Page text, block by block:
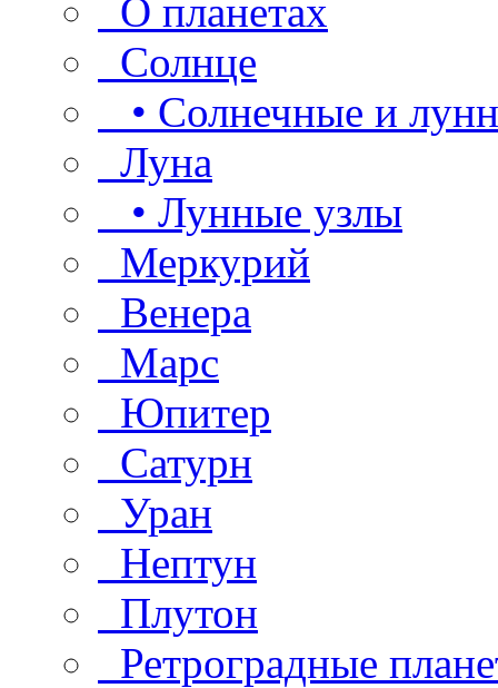
О планетах
Солнце
• Солнечные и
Луна
• Лунные узлы
Меркурий
Венера
Марс
Юпитер
Сатурн
Уран
Нептун
Плутон
Ретроградные